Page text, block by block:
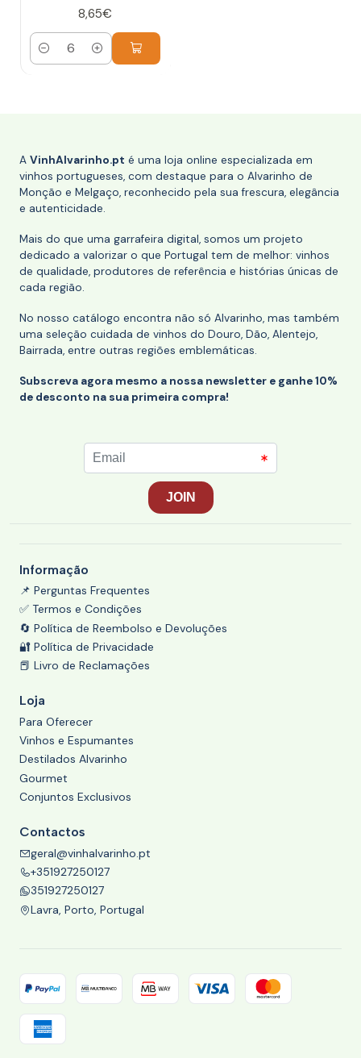
8,65€
Quantidade
A VinhAlvarinho.pt é uma loja online especializada em
vinhos portugueses, com destaque para o Alvarinho de
Monção e Melgaço, reconhecido pela sua frescura, elegância
e autenticidade.
Mais do que uma garrafeira digital, somos um projeto
dedicado a valorizar o que Portugal tem de melhor: vinhos
de qualidade, produtores de referência e histórias únicas de
cada região.
No nosso catálogo encontra não só Alvarinho, mas também
uma seleção cuidada de vinhos do Douro, Dão, Alentejo,
Bairrada, entre outras regiões emblemáticas.
Subscreva agora mesmo a nossa newsletter e ganhe 10%
de desconto na sua primeira compra!
Informação
📌 Perguntas Frequentes
✅ Termos e Condições
🔄 Política de Reembolso e Devoluções
🔐 Política de Privacidade
📕 Livro de Reclamações
Loja
Para Oferecer
Vinhos e Espumantes
Destilados Alvarinho
Gourmet
Conjuntos Exclusivos
Contactos
geral@vinhalvarinho.pt
+351927250127
351927250127
Lavra, Porto, Portugal